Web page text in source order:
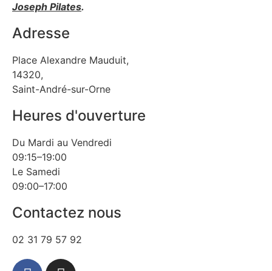
Joseph Pilates.
Adresse
Place Alexandre Mauduit,
14320,
Saint-André-sur-Orne
Heures d'ouverture
Du Mardi au Vendredi
09:15–19:00
Le Samedi
09:00–17:00
Contactez nous
02 31 79 57 92